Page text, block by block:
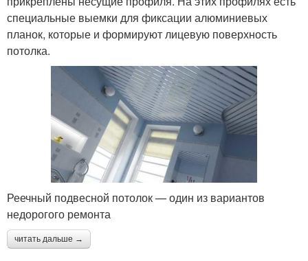
специальные выемки для фиксации алюминиевых
планок, которые и формируют лицевую поверхность
потолка.
Реечный подвесной потолок — один из вариантов
недорогого ремонта
читать дальше →